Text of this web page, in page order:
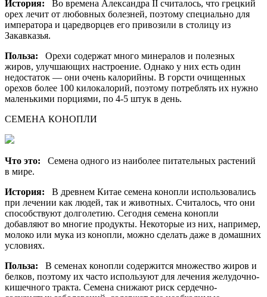
История: Во времена Александра II считалось, что грецкий
орех лечит от любовных болезней, поэтому специально для
императора и царедворцев его привозили в столицу из
Закавказья.
Польза: Орехи содержат много минералов и полезных
жиров, улучшающих настроение. Однако у них есть один
недостаток — они очень калорийны. В горсти очищенных
орехов более 100 килокалорий, поэтому потреблять их нужно
маленькими порциями, по 4-5 штук в день.
СЕМЕНА КОНОПЛИ
Что это: Семена одного из наиболее питательных растений
в мире.
История: В древнем Китае семена конопли использовались
при лечении как людей, так и животных. Считалось, что они
способствуют долголетию. Сегодня семена конопли
добавляют во многие продукты. Некоторые из них, например,
молоко или мука из конопли, можно сделать даже в домашних
условиях.
Польза: В семенах конопли содержится множество жиров и
белков, поэтому их часто используют для лечения желудочно-
кишечного тракта. Семена снижают риск сердечно-